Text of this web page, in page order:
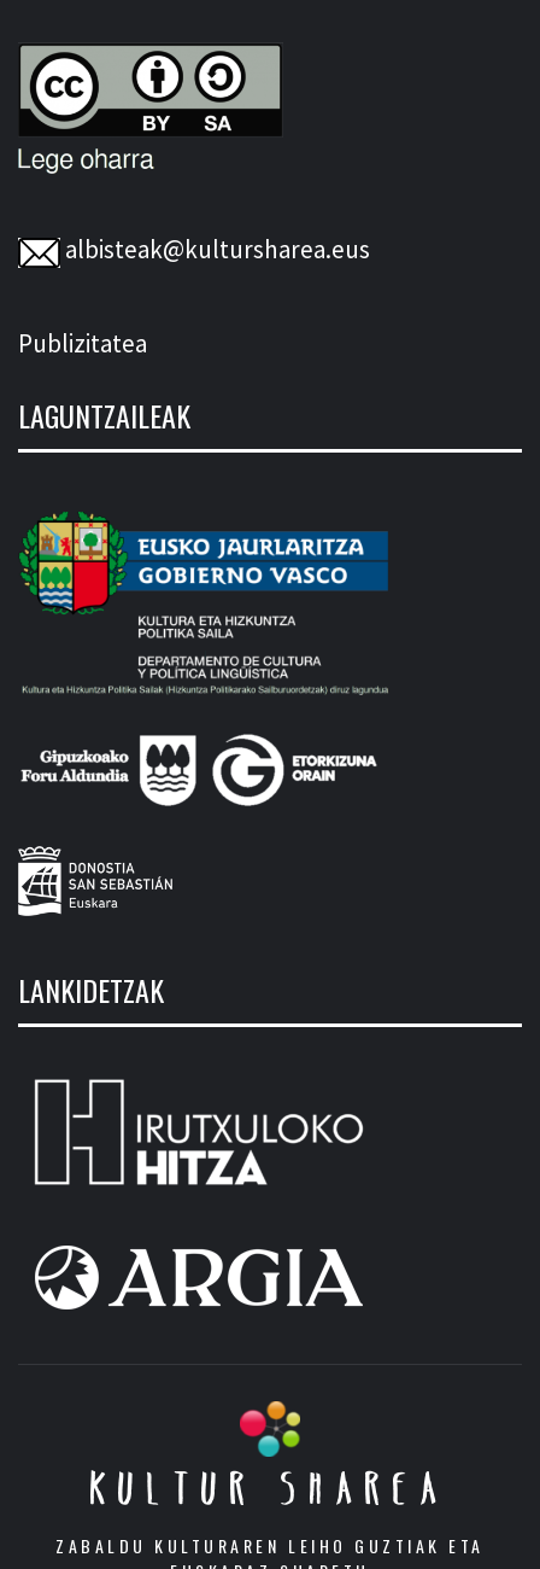
albisteak@kultursharea.eus
Publizitatea
LAGUNTZAILEAK
LANKIDETZAK
KULTUR SHAREA
ZABALDU KULTURAREN LEIHO GUZTIAK ETA